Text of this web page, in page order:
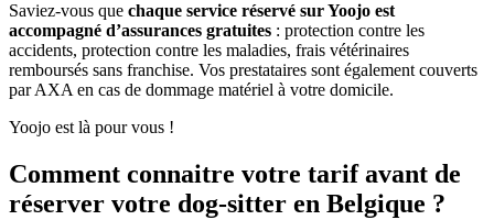
Saviez-vous que chaque service réservé sur Yoojo est
accompagné d’assurances gratuites : protection contre les
accidents, protection contre les maladies, frais vétérinaires
remboursés sans franchise. Vos prestataires sont également couverts
par AXA en cas de dommage matériel à votre domicile.
Yoojo est là pour vous !
Comment connaitre votre tarif avant de
réserver votre dog-sitter en Belgique ?